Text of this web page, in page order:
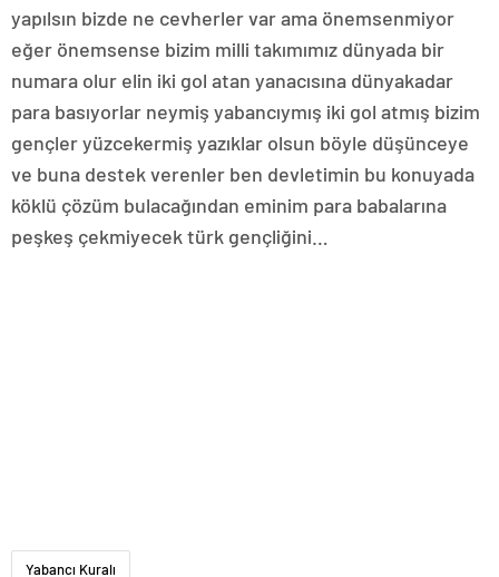
yapılsın bizde ne cevherler var ama önemsenmiyor
eğer önemsense bizim milli takımımız dünyada bir
numara olur elin iki gol atan yanacısına dünyakadar
para basıyorlar neymiş yabancıymış iki gol atmış bizim
gençler yüzcekermiş yazıklar olsun böyle düşünceye
ve buna destek verenler ben devletimin bu konuyada
köklü çözüm bulacağından eminim para babalarına
peşkeş çekmiyecek türk gençliğini…
Yabancı Kuralı